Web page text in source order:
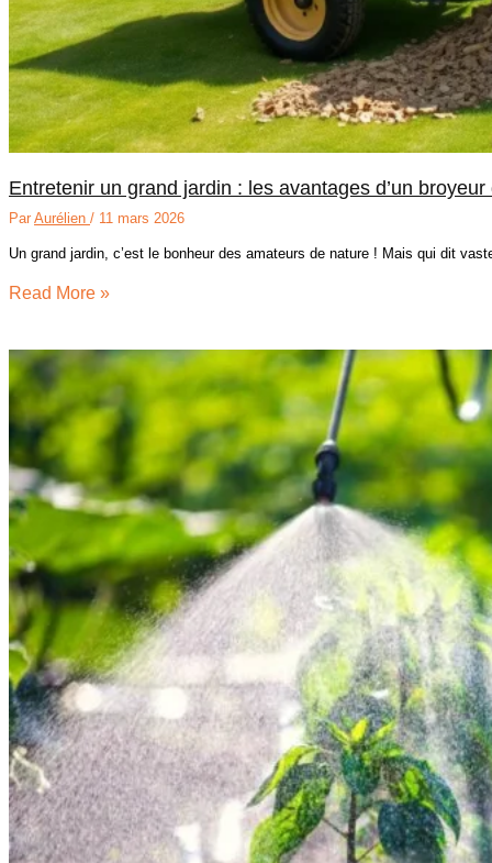
Entretenir un grand jardin : les avantages d’un
Par Aurélien / 11 mars 2026
Un grand jardin, c’est le bonheur des amateurs de nature ! Mais qui dit
Read More »